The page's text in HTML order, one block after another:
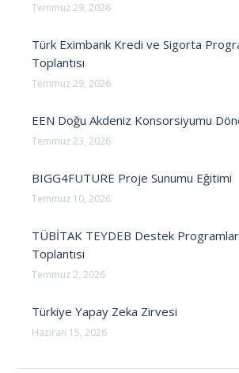
Temmuz 29, 2026
Türk Eximbank Kredi ve Sigorta
Toplantısı
Temmuz 29, 2026
EEN Doğu Akdeniz Konsorsiyumu
Temmuz 23, 2026
BIGG4FUTURE Proje Sunumu Eğitimi
Temmuz 10, 2026
TÜBİTAK TEYDEB Destek
Toplantısı
Temmuz 2, 2026
Türkiye Yapay Zeka Zirvesi
Haziran 15, 2026